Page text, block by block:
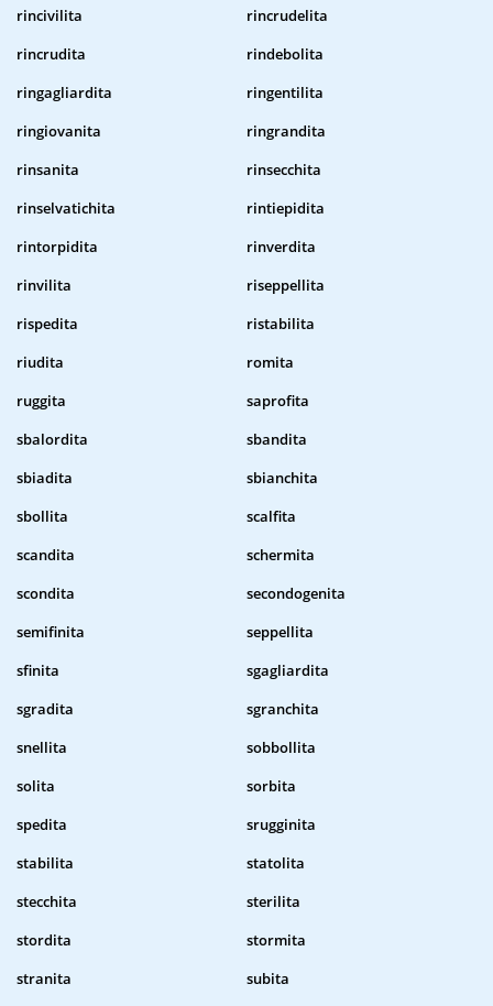
rincivilita
rincrudelita
rincrudita
rindebolita
ringagliardita
ringentilita
ringiovanita
ringrandita
rinsanita
rinsecchita
rinselvatichita
rintiepidita
rintorpidita
rinverdita
rinvilita
riseppellita
rispedita
ristabilita
riudita
romita
ruggita
saprofita
sbalordita
sbandita
sbiadita
sbianchita
sbollita
scalfita
scandita
schermita
scondita
secondogenita
semifinita
seppellita
sfinita
sgagliardita
sgradita
sgranchita
snellita
sobbollita
solita
sorbita
spedita
srugginita
stabilita
statolita
stecchita
sterilita
stordita
stormita
stranita
subita